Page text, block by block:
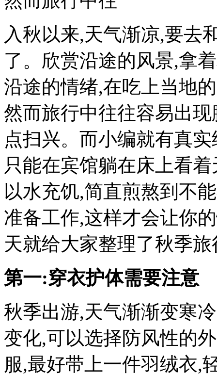
入秋以来,天气渐凉,要去
了。欣赏沿途的风景,拿
沿途的情绪,在吃上当地
然而旅行中往往容易出
点扫兴。而小编就有真
只能在宾馆躺在床上看
以水充饥,简直煎熬到不
准备工作,这样才会让你
天就给大家整理了秋季
第一:穿衣护体需要注意
秋季出游,天气渐渐变寒
变化,可以选择防风性的
服,最好带上一件羽绒衣,